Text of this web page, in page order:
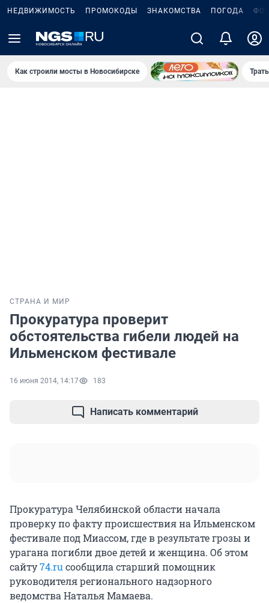
НЕДВИЖИМОСТЬ ПРОМОКОДЫ ЗНАКОМСТВА ПОГОДА
Как строили мосты в Новосибирске
СТРАНА И МИР
Прокуратура проверит
обстоятельства гибели людей на
Ильменском фестивале
16 июня 2014, 14:17 183
Написать комментарий
Прокуратура Челябинской области начала
проверку по факту происшествия на Ильменском
фестивале под Миассом, где в результате грозы и
урагана погибли двое детей и женщина. Об этом
сайту74.ru сообщила старший помощник
руководителя регионального надзорного
ведомства Наталья Мамаева.